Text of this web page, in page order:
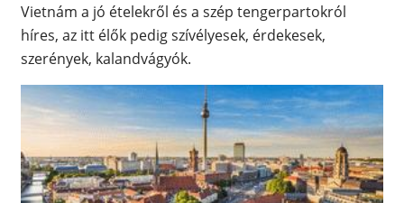
Vietnám a jó ételekről és a szép tengerpartokról
híres, az itt élők pedig szívélyesek, érdekesek,
szerények, kalandvágyók.